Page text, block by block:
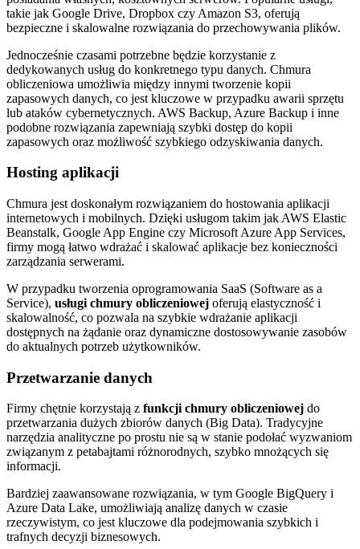
takie jak Google Drive, Dropbox czy Amazon S3, oferują
bezpieczne i skalowalne rozwiązania do przechowywania plików.
Jednocześnie czasami potrzebne będzie korzystanie z
dedykowanych usług do konkretnego typu danych. Chmura
obliczeniowa umożliwia między innymi tworzenie kopii
zapasowych danych, co jest kluczowe w przypadku awarii sprzętu
lub ataków cybernetycznych. AWS Backup, Azure Backup i inne
podobne rozwiązania zapewniają szybki dostęp do kopii
zapasowych oraz możliwość szybkiego odzyskiwania danych.
Hosting aplikacji
Chmura jest doskonałym rozwiązaniem do hostowania aplikacji
internetowych i mobilnych. Dzięki usługom takim jak AWS Elastic
Beanstalk, Google App Engine czy Microsoft Azure App Services,
firmy mogą łatwo wdrażać i skalować aplikacje bez konieczności
zarządzania serwerami.
W przypadku tworzenia oprogramowania SaaS (Software as a
Service), usługi chmury obliczeniowej oferują elastyczność i
skalowalność, co pozwala na szybkie wdrażanie aplikacji
dostępnych na żądanie oraz dynamiczne dostosowywanie zasobów
do aktualnych potrzeb użytkowników.
Przetwarzanie danych
Firmy chętnie korzystają z funkcji chmury obliczeniowej do
przetwarzania dużych zbiorów danych (Big Data). Tradycyjne
narzędzia analityczne po prostu nie są w stanie podołać wyzwaniom
związanym z petabajtami różnorodnych, szybko mnożących się
informacji.
Bardziej zaawansowane rozwiązania, w tym Google BigQuery i
Azure Data Lake, umożliwiają analizę danych w czasie
rzeczywistym, co jest kluczowe dla podejmowania szybkich i
trafnych decyzji biznesowych.